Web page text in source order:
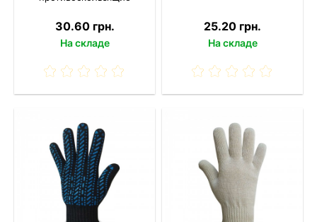
30.60 грн.
На складе
25.20 грн.
На складе